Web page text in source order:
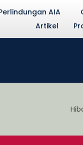
AIA
Artikel